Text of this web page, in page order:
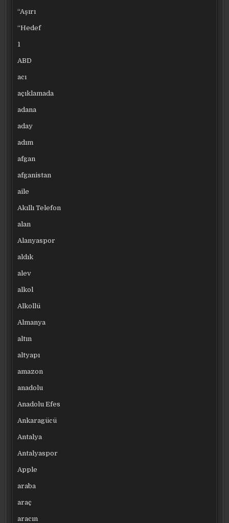
“Aşırı
“Hedef
1
ABD
acı
açıklamada
adana
aday
adım
afgan
afganistan
aile
Akıllı Telefon
alan
Alanyaspor
aldık
alev
alkol
Alkollü
Almanya
altın
altyapı
amazon
anadolu
Anadolu Efes
Ankaragücü
Antalya
Antalyaspor
Apple
araba
araç
aracın